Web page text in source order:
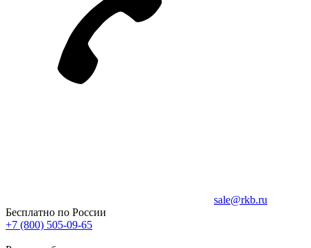
sale@rkb.ru
Бесплатно по России
+7 (800) 505-09-65